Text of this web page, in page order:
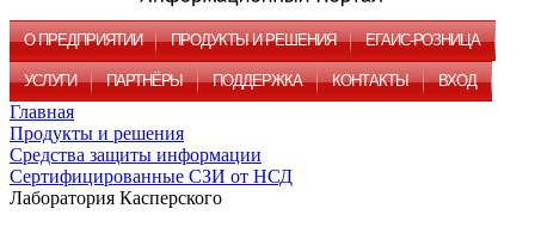
О ПРЕДПРИЯТИИ ПРОДУКТЫ И РЕШЕНИЯ ЕГАИС-РОЗНИЦА
УСЛУГИ ПАРТНЁРЫ ПОДДЕРЖКА КОНТАКТЫ ВХОД
Главная
Продукты и решения
Средства защиты информации
Сертифицированные СЗИ от НСД
Лаборатория Касперского